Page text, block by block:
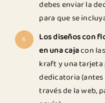
debes enviar la
para que se
6
Los diseños con
en una cajacon
kraft y una tarjeta
dedicatoria
través de la web,